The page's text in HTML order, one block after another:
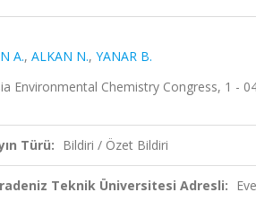
A., ALKAN N., YANAR B.
Environmental Chemistry Congress, 1 -
Türü: Bildiri / Özet Bildiri
Teknik Üniversitesi Adresli: